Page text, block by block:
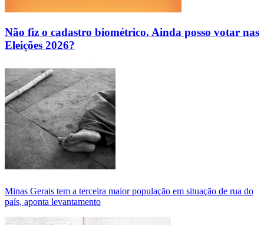
Não fiz o cadastro biométrico. Ainda posso votar nas
Eleições 2026?
Minas Gerais tem a terceira maior população em situação de rua do
país, aponta levantamento